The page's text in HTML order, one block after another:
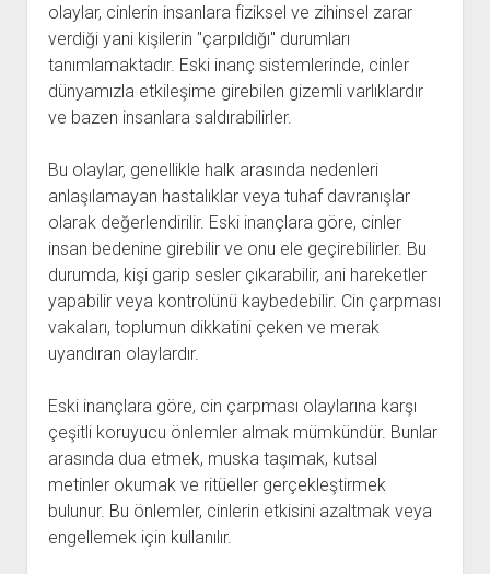
olaylar, cinlerin insanlara fiziksel ve zihinsel zarar
verdiği yani kişilerin "çarpıldığı" durumları
tanımlamaktadır. Eski inanç sistemlerinde, cinler
dünyamızla etkileşime girebilen gizemli varlıklardır
ve bazen insanlara saldırabilirler.
Bu olaylar, genellikle halk arasında nedenleri
anlaşılamayan hastalıklar veya tuhaf davranışlar
olarak değerlendirilir. Eski inançlara göre, cinler
insan bedenine girebilir ve onu ele geçirebilirler. Bu
durumda, kişi garip sesler çıkarabilir, ani hareketler
yapabilir veya kontrolünü kaybedebilir. Cin çarpması
vakaları, toplumun dikkatini çeken ve merak
uyandıran olaylardır.
Eski inançlara göre, cin çarpması olaylarına karşı
çeşitli koruyucu önlemler almak mümkündür. Bunlar
arasında dua etmek, muska taşımak, kutsal
metinler okumak ve ritüeller gerçekleştirmek
bulunur. Bu önlemler, cinlerin etkisini azaltmak veya
engellemek için kullanılır.